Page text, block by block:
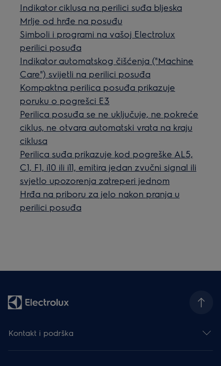
Indikator ciklusa na perilici suđa bljeska
Mrlje od hrđe na posuđu
Simboli i programi na vašoj Electrolux
perilici posuđa
Indikator automatskog čišćenja ("Machine
Care") svijetli na perilici posuđa
Kompaktna perilica posuđa prikazuje
poruku o pogrešci E3
Perilica posuđa se ne uključuje, ne pokreće
ciklus, ne otvara automatski vrata na kraju
ciklusa
Perilica suđa prikazuje kod pogreške AL5,
C1, F1, i10 ili i11, emitira jedan zvučni signal ili
svjetlo upozorenja zatreperi jednom
Hrđa na priboru za jelo nakon pranja u
perilici posuđa
Kontakt i podrška